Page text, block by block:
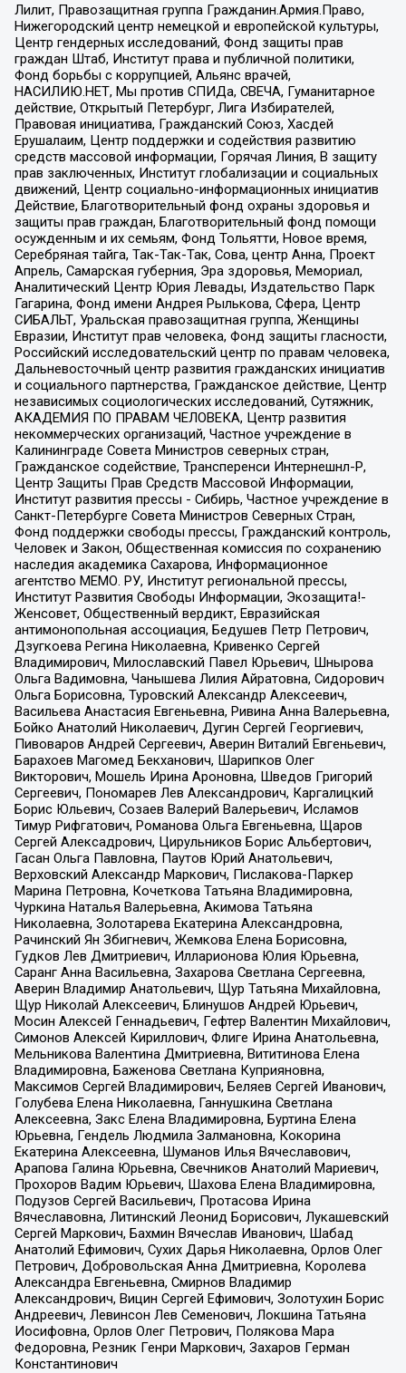
Лилит, Правозащитная группа Гражданин.Армия.Право,
Нижегородский центр немецкой и европейской культуры,
Центр гендерных исследований, Фонд защиты прав
граждан Штаб, Институт права и публичной политики,
Фонд борьбы с коррупцией, Альянс врачей,
НАСИЛИЮ.НЕТ, Мы против СПИДа, СВЕЧА, Гуманитарное
действие, Открытый Петербург, Лига Избирателей,
Правовая инициатива, Гражданский Союз, Хасдей
Ерушалаим, Центр поддержки и содействия развитию
средств массовой информации, Горячая Линия, В защиту
прав заключенных, Институт глобализации и социальных
движений, Центр социально-информационных инициатив
Действие, Благотворительный фонд охраны здоровья и
защиты прав граждан, Благотворительный фонд помощи
осужденным и их семьям, Фонд Тольятти, Новое время,
Серебряная тайга, Так-Так-Так, Сова, центр Анна, Проект
Апрель, Самарская губерния, Эра здоровья, Мемориал,
Аналитический Центр Юрия Левады, Издательство Парк
Гагарина, Фонд имени Андрея Рылькова, Сфера, Центр
СИБАЛЬТ, Уральская правозащитная группа, Женщины
Евразии, Институт прав человека, Фонд защиты гласности,
Российский исследовательский центр по правам человека,
Дальневосточный центр развития гражданских инициатив
и социального партнерства, Гражданское действие, Центр
независимых социологических исследований, Сутяжник,
АКАДЕМИЯ ПО ПРАВАМ ЧЕЛОВЕКА, Центр развития
некоммерческих организаций, Частное учреждение в
Калининграде Совета Министров северных стран,
Гражданское содействие, Трансперенси Интернешнл-Р,
Центр Защиты Прав Средств Массовой Информации,
Институт развития прессы - Сибирь, Частное учреждение в
Санкт-Петербурге Совета Министров Северных Стран,
Фонд поддержки свободы прессы, Гражданский контроль,
Человек и Закон, Общественная комиссия по сохранению
наследия академика Сахарова, Информационное
агентство МЕМО. РУ, Институт региональной прессы,
Институт Развития Свободы Информации, Экозащита!-
Женсовет, Общественный вердикт, Евразийская
антимонопольная ассоциация, Бедушев Петр Петрович,
Дзугкоева Регина Николаевна, Кривенко Сергей
Владимирович, Милославский Павел Юрьевич, Шнырова
Ольга Вадимовна, Чанышева Лилия Айратовна, Сидорович
Ольга Борисовна, Туровский Александр Алексеевич,
Васильева Анастасия Евгеньевна, Ривина Анна Валерьевна,
Бойко Анатолий Николаевич, Дугин Сергей Георгиевич,
Пивоваров Андрей Сергеевич, Аверин Виталий Евгеньевич,
Барахоев Магомед Бекханович, Шарипков Олег
Викторович, Мошель Ирина Ароновна, Шведов Григорий
Сергеевич, Пономарев Лев Александрович, Каргалицкий
Борис Юльевич, Созаев Валерий Валерьевич, Исламов
Тимур Рифгатович, Романова Ольга Евгеньевна, Щаров
Сергей Алексадрович, Цирульников Борис Альбертович,
Гасан Ольга Павловна, Паутов Юрий Анатольевич,
Верховский Александр Маркович, Пислакова-Паркер
Марина Петровна, Кочеткова Татьяна Владимировна,
Чуркина Наталья Валерьевна, Акимова Татьяна
Николаевна, Золотарева Екатерина Александровна,
Рачинский Ян Збигневич, Жемкова Елена Борисовна,
Гудков Лев Дмитриевич, Илларионова Юлия Юрьевна,
Саранг Анна Васильевна, Захарова Светлана Сергеевна,
Аверин Владимир Анатольевич, Щур Татьяна Михайловна,
Щур Николай Алексеевич, Блинушов Андрей Юрьевич,
Мосин Алексей Геннадьевич, Гефтер Валентин Михайлович,
Симонов Алексей Кириллович, Флиге Ирина Анатольевна,
Мельникова Валентина Дмитриевна, Вититинова Елена
Владимировна, Баженова Светлана Куприяновна,
Максимов Сергей Владимирович, Беляев Сергей Иванович,
Голубева Елена Николаевна, Ганнушкина Светлана
Алексеевна, Закс Елена Владимировна, Буртина Елена
Юрьевна, Гендель Людмила Залмановна, Кокорина
Екатерина Алексеевна, Шуманов Илья Вячеславович,
Арапова Галина Юрьевна, Свечников Анатолий Мариевич,
Прохоров Вадим Юрьевич, Шахова Елена Владимировна,
Подузов Сергей Васильевич, Протасова Ирина
Вячеславовна, Литинский Леонид Борисович, Лукашевский
Сергей Маркович, Бахмин Вячеслав Иванович, Шабад
Анатолий Ефимович, Сухих Дарья Николаевна, Орлов Олег
Петрович, Добровольская Анна Дмитриевна, Королева
Александра Евгеньевна, Смирнов Владимир
Александрович, Вицин Сергей Ефимович, Золотухин Борис
Андреевич, Левинсон Лев Семенович, Локшина Татьяна
Иосифовна, Орлов Олег Петрович, Полякова Мара
Федоровна, Резник Генри Маркович, Захаров Герман
Константинович